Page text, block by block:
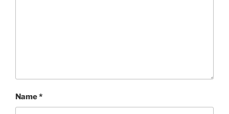
Name*